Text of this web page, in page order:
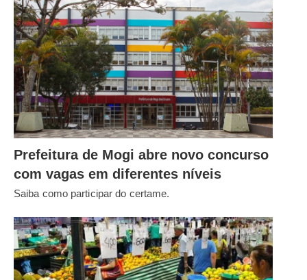
Prefeitura de Mogi abre novo concurso
com vagas em diferentes níveis
Saiba como participar do certame.